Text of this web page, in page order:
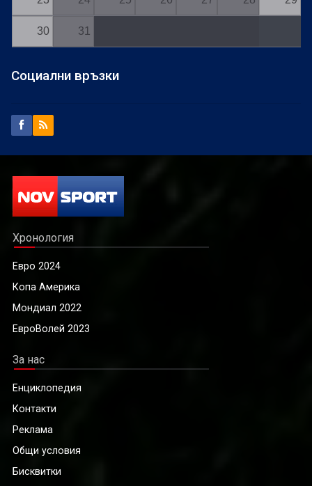
30 31
Социални връзки
Хронология
Евро 2024
Копа Америка
Мондиал 2022
ЕвроВолей 2023
За нас
Енциклопедия
Контакти
Реклама
Общи условия
Бисквитки